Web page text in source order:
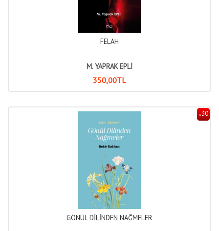
FELAH
M. YAPRAK EPLİ
350,00TL
%30
GÖNÜL DİLİNDEN NAĞMELER